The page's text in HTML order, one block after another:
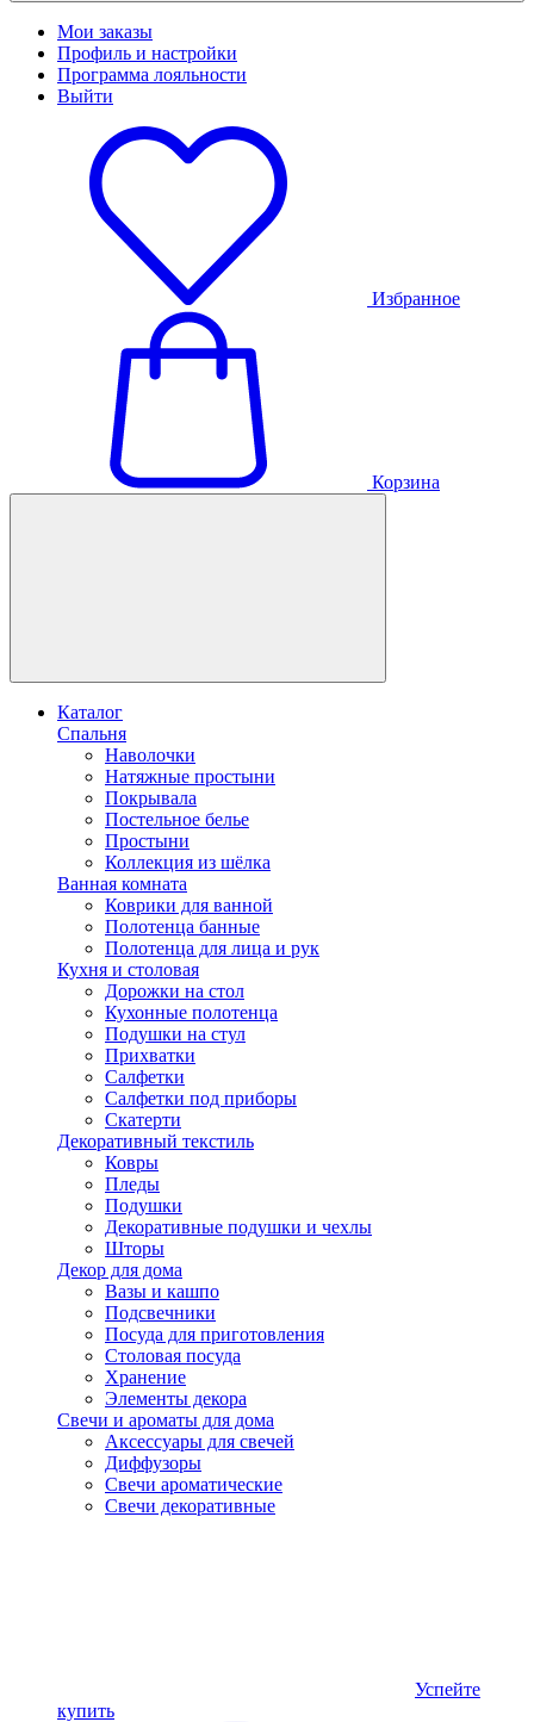
Мои заказы
Профиль и настройки
Программа лояльности
Выйти
Избранное
Корзина
Каталог
Спальня
Наволочки
Натяжные простыни
Покрывала
Постельное белье
Простыни
Коллекция из шёлка
Ванная комната
Коврики для ванной
Полотенца банные
Полотенца для лица и рук
Кухня и столовая
Дорожки на стол
Кухонные полотенца
Подушки на стул
Прихватки
Салфетки
Салфетки под приборы
Скатерти
Декоративный текстиль
Ковры
Пледы
Подушки
Декоративные подушки и чехлы
Шторы
Декор для дома
Вазы и кашпо
Подсвечники
Посуда для приготовления
Столовая посуда
Хранение
Элементы декора
Свечи и ароматы для дома
Аксессуары для свечей
Диффузоры
Свечи ароматические
Свечи декоративные
Успейте
купить